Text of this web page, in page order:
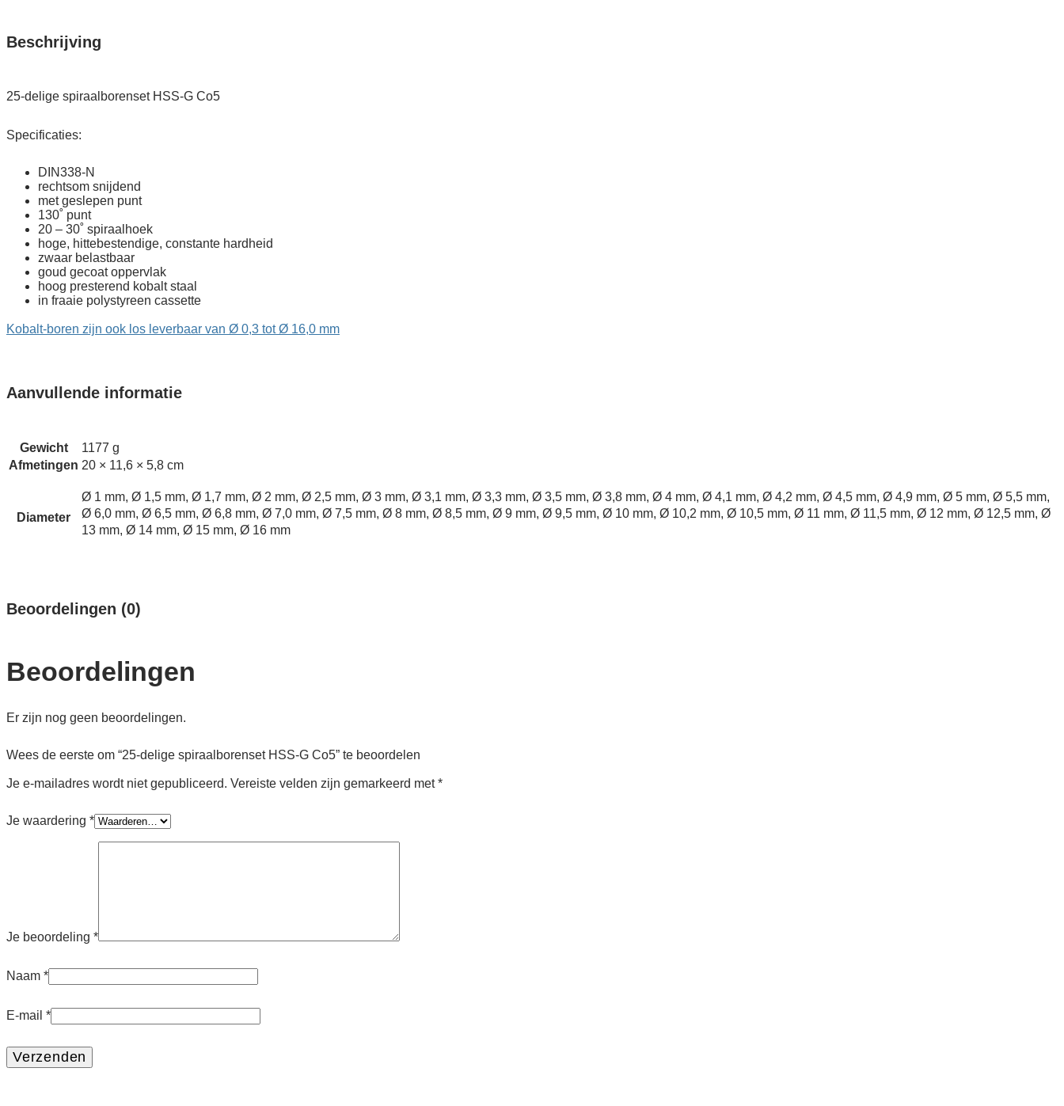
G
Co5
Beschrijving
25-delige spiraalborenset HSS-G Co5
Specificaties:
DIN338-N
rechtsom snijdend
met geslepen punt
130˚ punt
20 – 30˚ spiraalhoek
hoge, hittebestendige, constante hardheid
zwaar belastbaar
goud gecoat oppervlak
hoog presterend kobalt staal
in fraaie polystyreen cassette
Kobalt-boren zijn ook los leverbaar van Ø 0,3 tot Ø 16,0 mm
Aanvullende informatie
Gewicht
1177 g
Afmetingen 20 × 11,6 × 5,8 cm
Diameter
Ø 1 mm, Ø 1,5 mm, Ø 1,7 mm, Ø 2 mm, Ø 2,5 mm, Ø 3 mm, Ø 3,1 mm, Ø 3,3 mm, Ø 3,5 mm, Ø 3,8 mm, Ø 4 mm, Ø 4,1 mm, Ø 4,2 mm, Ø 4,5 mm, Ø 4,9 mm, Ø 5 mm, Ø 5,5 mm,
Ø 6,0 mm, Ø 6,5 mm, Ø 6,8 mm, Ø 7,0 mm, Ø 7,5 mm, Ø 8 mm, Ø 8,5 mm, Ø 9 mm, Ø 9,5 mm, Ø 10 mm, Ø 10,2 mm, Ø 10,5 mm, Ø 11 mm, Ø 11,5 mm, Ø 12 mm, Ø 12,5 mm, Ø
13 mm, Ø 14 mm, Ø 15 mm, Ø 16 mm
Beoordelingen (0)
Beoordelingen
Er zijn nog geen beoordelingen.
Wees de eerste om “25-delige spiraal­boren­set HSS-G Co5” te beoordelen
Je e-mailadres wordt niet gepubliceerd. Vereiste velden zijn gemarkeerd met*
Je waardering *
Je beoordeling *
Naam *
E-mail *